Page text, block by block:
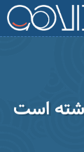
است